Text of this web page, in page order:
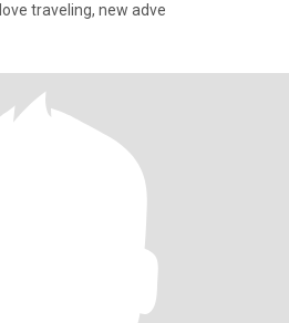
spontaneous and flexible. I love traveling, new adve